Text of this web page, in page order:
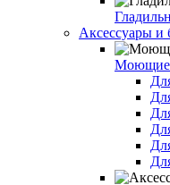
Аксессуары и
Моющие